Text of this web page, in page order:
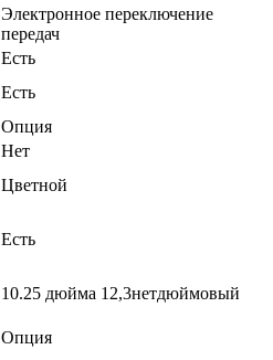
Электронное переключение
передач
Есть
Есть
Опция
Нет
Цветной
Есть
10.25 дюйма 12,3нетдюймовый
Опция